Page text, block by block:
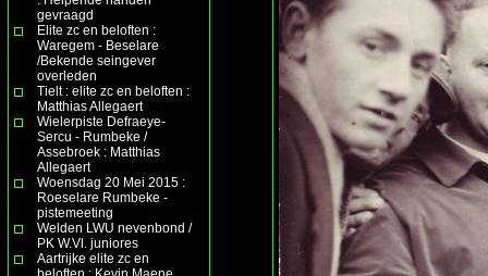
gevraagd
Elite zc en beloften :
Waregem - Beselare
/Bekende seingever
overleden
Tielt : elite zc en beloften :
Matthias Allegaert
Wielerpiste Defraeye-
Sercu - Rumbeke /
Assebroek : Matthias
Allegaert
Woensdag 20 Mei 2015 :
Roeselare Rumbeke -
pistemeeting
Welden LWU nevenbond /
PK W.Vl. juniores
Aartrijke elite zc en